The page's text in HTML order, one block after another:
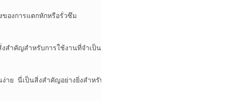
องการแตกหักหรือรั่วซึม
ำคัญสำหรับการใช้งานที่จำเป็นต้องมีการตรวจวัดที่แม่นยำ
ย นี่เป็นสิ่งสำคัญอย่างยิ่งสำหรับสารที่การจ่ายแบบควบคุม